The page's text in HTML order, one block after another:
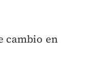
cambio en